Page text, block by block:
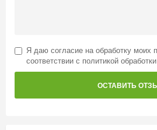
Я даю согласие на обработку моих
соответствии с политикой
ОСТАВИТЬ